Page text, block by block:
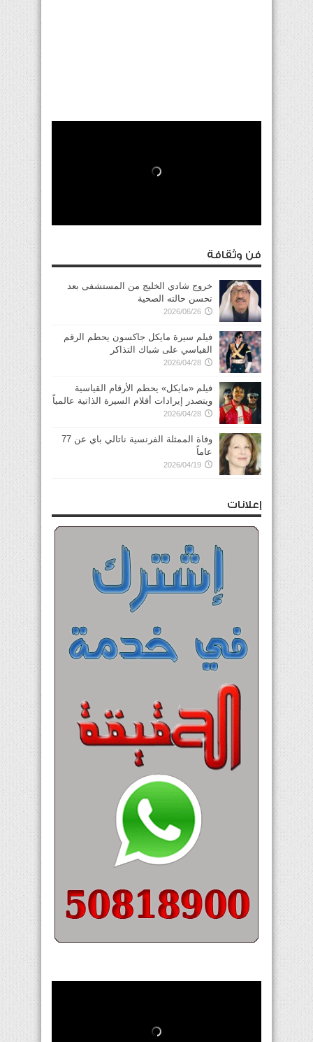
فن وثقافة
خروج شادي الخليج من المستشفى بعد
تحسن حالته الصحية
2026/06/26
فيلم سيرة مايكل جاكسون يحطم الرقم
القياسي على شباك التذاكر
2026/04/28
فيلم «مايكل» يحطم الأرقام القياسية
ويتصدر إيرادات أفلام السيرة الذاتية عالمياً
2026/04/28
وفاة الممثلة الفرنسية ناتالي باي عن 77
عاماً
2026/04/19
إعلانات